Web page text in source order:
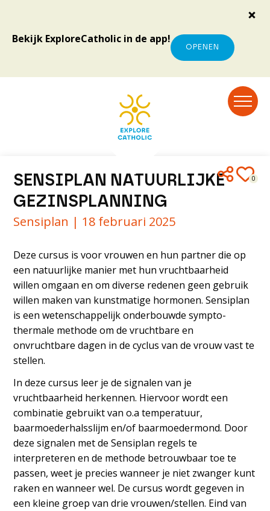
Bekijk ExploreCatholic in de app!
OPENEN
0
SENSIPLAN NATUURLIJKE
GEZINSPLANNING
Sensiplan | 18 februari 2025
Deze cursus is voor vrouwen en hun partner die op
een natuurlijke manier met hun vruchtbaarheid
willen omgaan en om diverse redenen geen gebruik
willen maken van kunstmatige hormonen. Sensiplan
is een wetenschappelijk onderbouwde sympto-
thermale methode om de vruchtbare en
onvruchtbare dagen in de cyclus van de vrouw vast te
stellen.
In deze cursus leer je de signalen van je
vruchtbaarheid herkennen. Hiervoor wordt een
combinatie gebruikt van o.a temperatuur,
baarmoederhalsslijm en/of baarmoedermond. Door
deze signalen met de Sensiplan regels te
interpreteren en de methode betrouwbaar toe te
passen, weet je precies wanneer je niet zwanger kunt
raken en wanneer wel. De cursus wordt gegeven in
een kleine groep van drie vrouwen/stellen. Eind van